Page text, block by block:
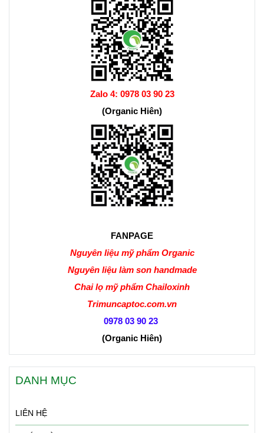
Zalo 4: 0978 03 90 23
(Organic Hiên)
FANPAGE
Nguyên liệu mỹ phẩm Organic
Nguyên liệu làm son handmade
Chai lọ mỹ phẩm Chailoxinh
Trimuncaptoc.com.vn
0978 03 90 23
(Organic Hiên)
DANH MỤC
LIÊN HỆ